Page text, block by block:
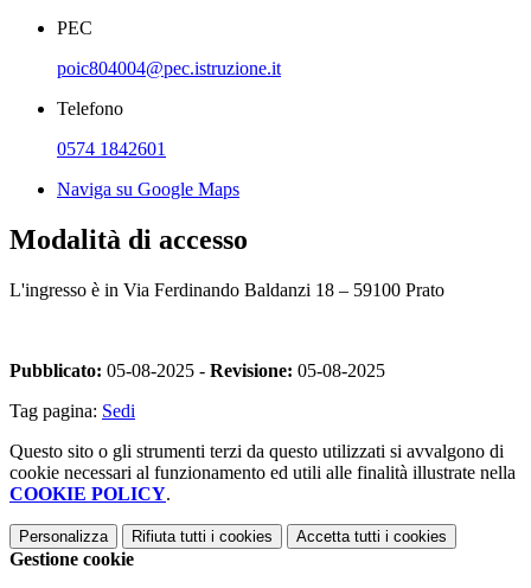
PEC
poic804004@pec.istruzione.it
Telefono
0574 1842601
Naviga su Google Maps
Modalità di accesso
L'ingresso è in Via Ferdinando Baldanzi 18 – 59100 Prato
Pubblicato: 05-08-2025 - Revisione: 05-08-2025
Tag pagina: Sedi
Questo sito o gli strumenti terzi da questo utilizzati si avvalgono di
cookie necessari al funzionamento ed utili alle finalità illustrate nella
COOKIE POLICY.
Personalizza Rifiuta tutti i cookies Accetta tutti i cookies
Gestione cookie